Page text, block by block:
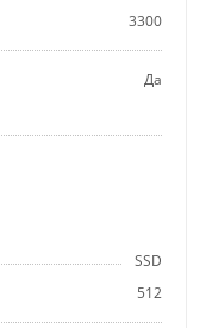
3300
Да
SSD
512